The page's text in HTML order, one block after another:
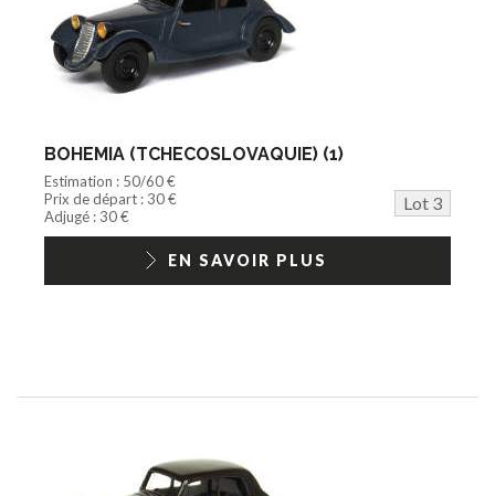
BOHEMIA (TCHECOSLOVAQUIE) (1)
Estimation : 50/60 €
Prix de départ : 30 €
Lot 3
Adjugé : 30 €
EN SAVOIR PLUS